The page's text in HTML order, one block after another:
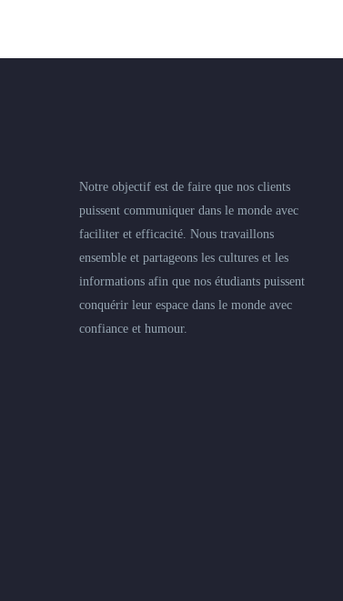
Notre objectif est de faire que nos clients
puissent communiquer dans le monde avec
faciliter et efficacité. Nous travaillons
ensemble et partageons les cultures et les
informations afin que nos étudiants puissent
conquérir leur espace dans le monde avec
confiance et humour.